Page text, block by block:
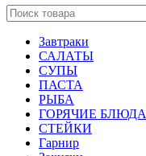
Завтраки
САЛАТЫ
СУПЫ
ПАСТА
РЫБА
ГОРЯЧИЕ БЛЮДА
СТЕЙКИ
Гарнир